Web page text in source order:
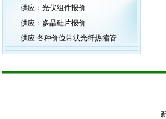
供应：光伏组件报价
供应：多晶硅片报价
供应:各种价位带状光纤热缩管